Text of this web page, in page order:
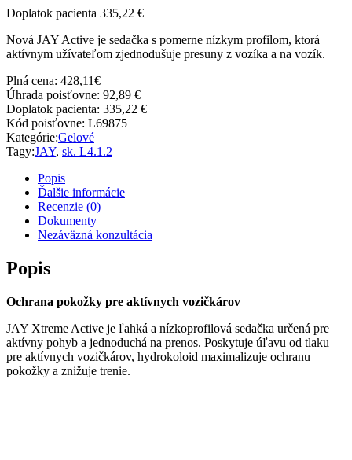
Doplatok pacienta 335,22 €
Nová JAY Active je sedačka s pomerne nízkym profilom, ktorá
aktívnym užívateľom zjednodušuje presuny z vozíka a na vozík.
Plná cena: 428,11€
Úhrada poisťovne: 92,89 €
Doplatok pacienta: 335,22 €
Kód poisťovne: L69875
Kategórie:Gelové
Tagy:JAY, sk. L4.1.2
Popis
Ďalšie informácie
Recenzie (0)
Dokumenty
Nezáväzná konzultácia
Popis
Ochrana pokožky pre aktívnych vozičkárov
JAY Xtreme Active je ľahká a nízkoprofilová sedačka určená pre
aktívny pohyb a jednoduchá na prenos. Poskytuje úľavu od tlaku
pre aktívnych vozičkárov, hydrokoloid maximalizuje ochranu
pokožky a znižuje trenie.